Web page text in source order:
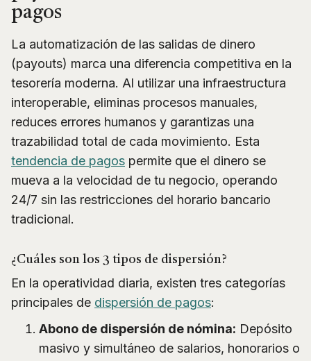
pagos
La automatización de las salidas de dinero
(payouts) marca una diferencia competitiva en la
tesorería moderna. Al utilizar una infraestructura
interoperable, eliminas procesos manuales,
reduces errores humanos y garantizas una
trazabilidad total de cada movimiento. Esta
tendencia de pagos permite que el dinero se
mueva a la velocidad de tu negocio, operando
24/7 sin las restricciones del horario bancario
tradicional.
¿Cuáles son los 3 tipos de dispersión?
En la operatividad diaria, existen tres categorías
principales de dispersión de pagos:
Abono de dispersión de nómina: Depósito
masivo y simultáneo de salarios, honorarios o